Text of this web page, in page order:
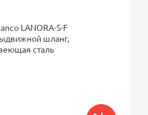
LANORA-S-F
шланг,
сталь